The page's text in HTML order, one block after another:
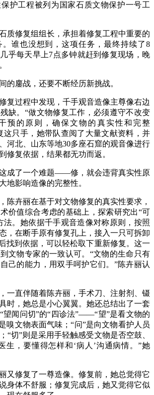
护工程被列为国家石质文物保护一号工
修复组组长，承担着修复工程中重要的
谁也没想到，这项任务，最终持续了8
乎每天早上7点多钟就赶到修复现场，晚
鏖战，还要不断经历新挑战。
过程中发现，千手观音造像主尊像右边
缺。“做文物修复工作，必须遵守不改变
预的原则，确保文物的真实性和完整
这只手，她带队查阅了大量文献资料，并
河北、山东等地30多座石窟的观音像进行
修复依据，结果都无功而返。
了一个难题——修，就会违背真实性原
地影响造像的完整性。
卉丽在基于对文物修复的真实性要求，
价值综合考虑的基础上，探索研究出“可
法。她依据千手观音造像对称原则，按照
，在断手原有修复孔上，接入一只可拆卸
找到依据，可以轻松取下重新修复。这一
文物专家的一致认可。“文物的生命只有
己的能力，用双手呵护它们。”陈卉丽认
直伴随着陈卉丽，手术刀、注射剂、镊
，她总是小心翼翼。她还总结出了一套
望闻问切”的“四诊法”——“望”是看文物的
嗅文物表面气味；“问”是向文物看护人员
“切”则是采用手轻触感受文物是否空鼓、
生，要懂得怎样和‘病人’沟通病情。”她
修复了一尊造像。修复前，她总觉得它
身体不舒服；修复完成后，她又觉得它似